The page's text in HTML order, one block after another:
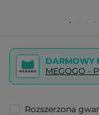
DARMOWY
MEGOGO -
Rozszerzona